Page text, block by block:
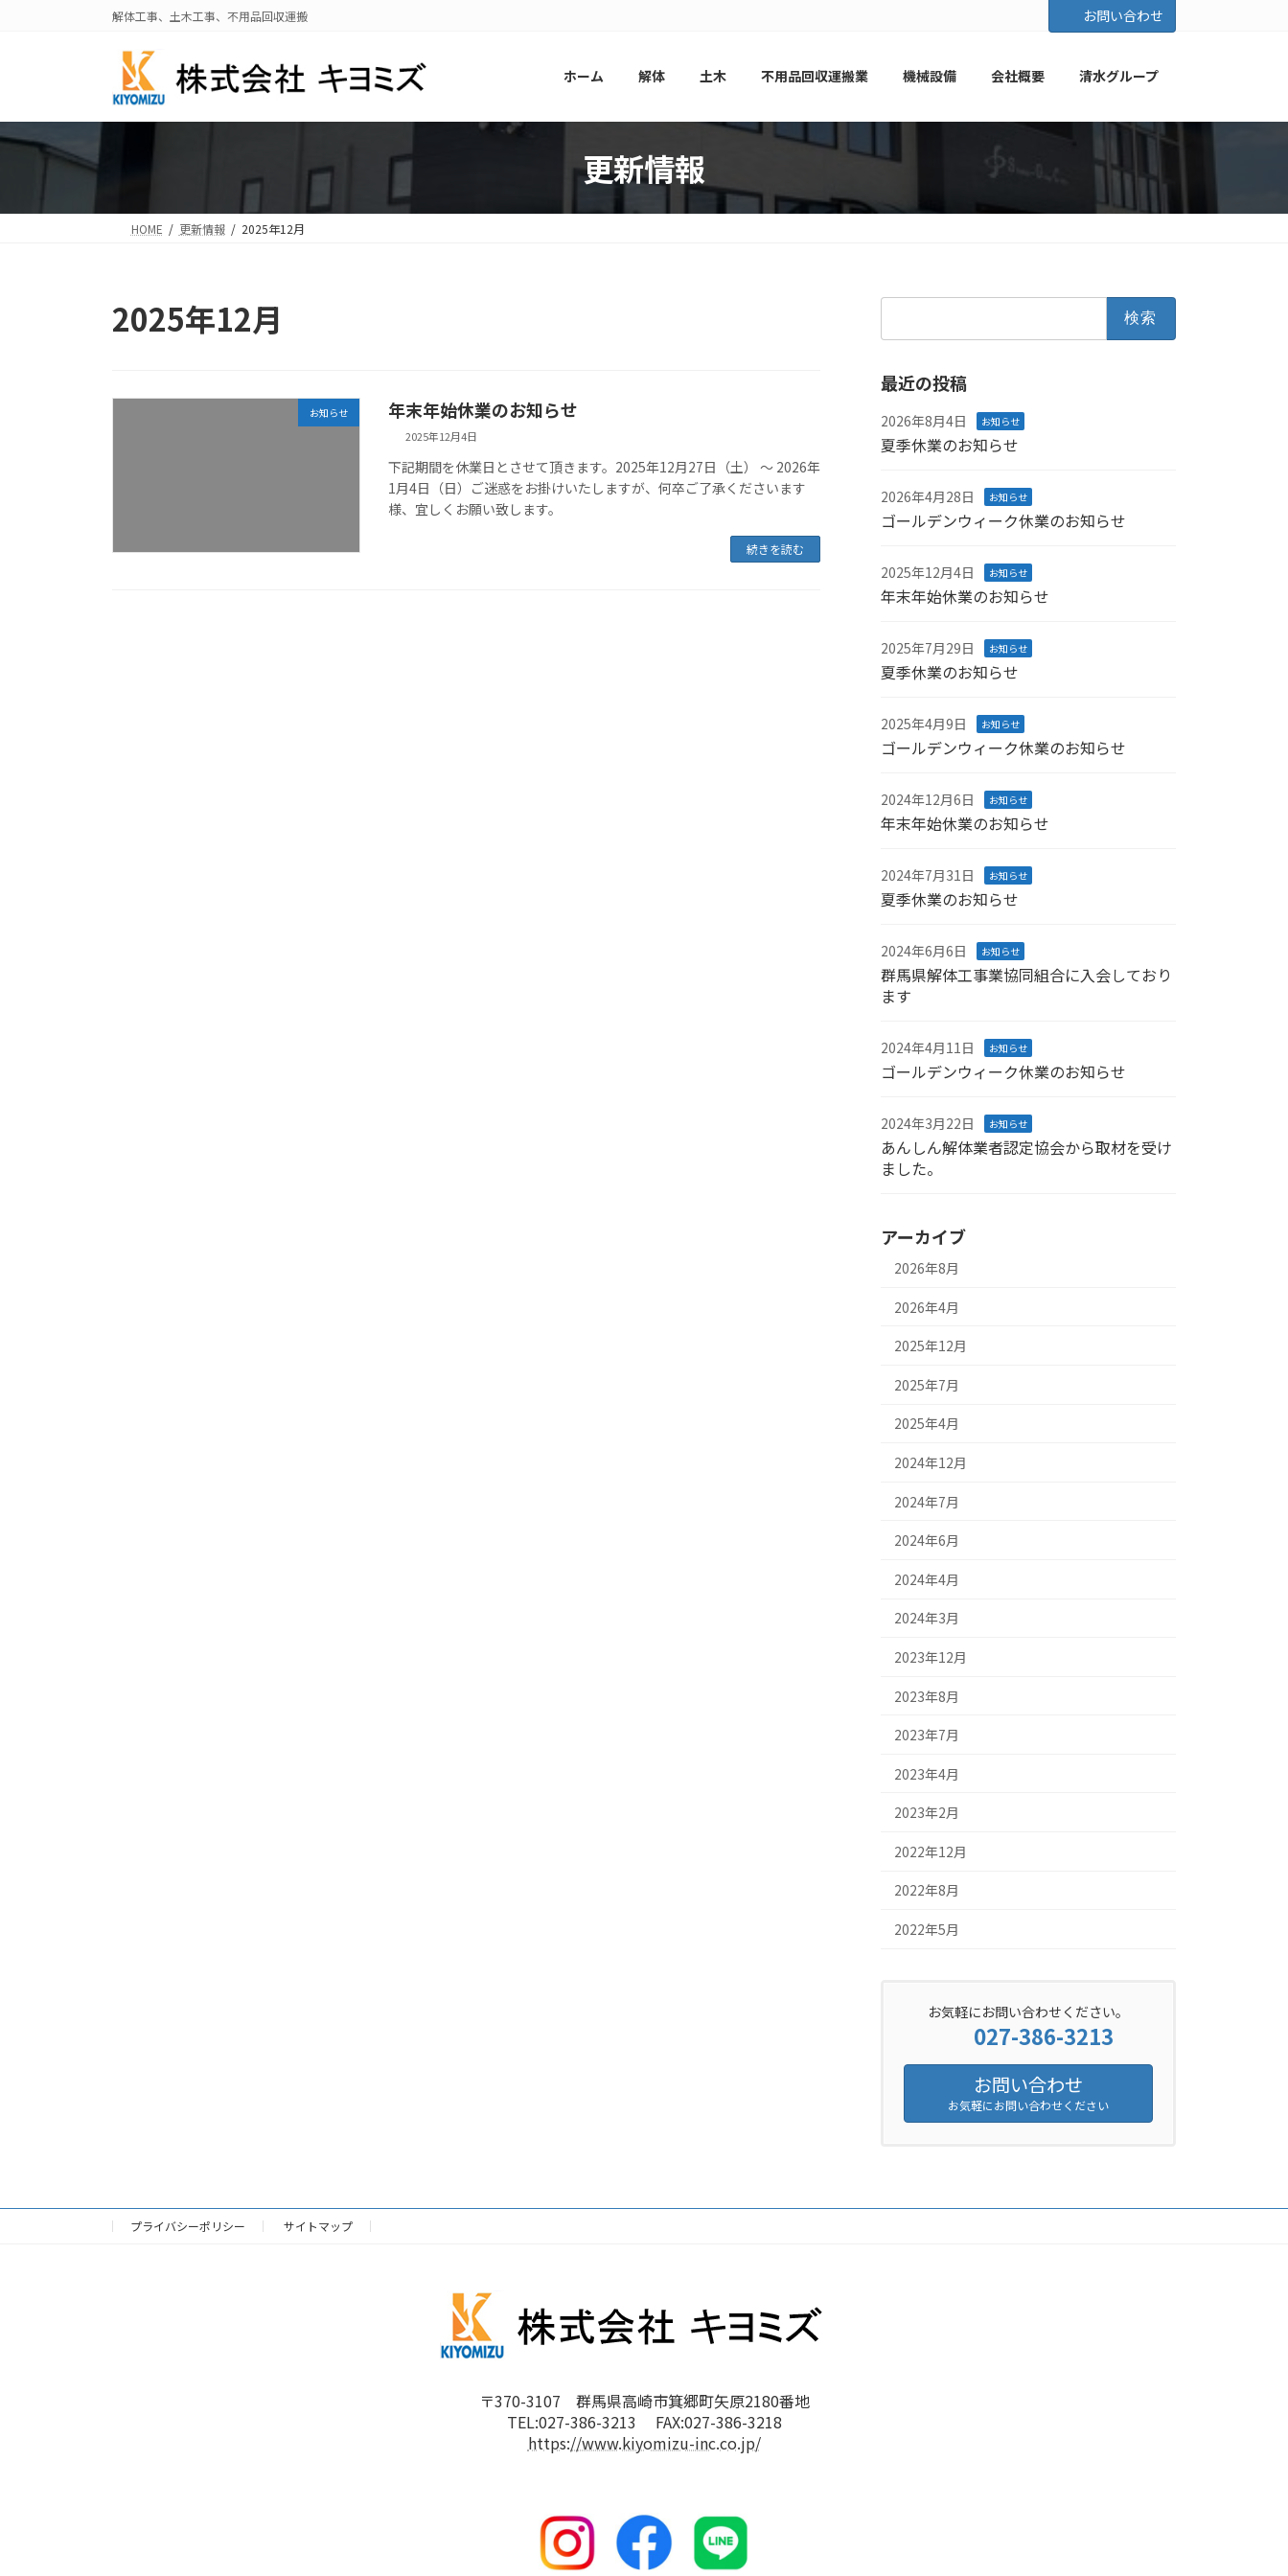
へ
ス
プ
ョ
ン
動
解体工事、土木工事、不用品回収運搬 お問い合わせ
ホーム 解体 土木 不用品回収運搬業 機械設備 会社概要 清水グループ
更新情報
HOME 更新情報 2025年12月
2025年12月
お知らせ 年末年始休業のお知らせ
2025年12月4日
下記期間を休業日とさせて頂きます。2025年12月27日（土） ～ 2026年
1月4日（日）ご迷惑をお掛けいたしますが、何卒ご了承くださいます
様、宜しくお願い致します。
続きを読む
最近の投稿
2026年8月4日 お知らせ
夏季休業のお知らせ
2026年4月28日 お知らせ
ゴールデンウィーク休業のお知らせ
2025年12月4日 お知らせ
年末年始休業のお知らせ
2025年7月29日 お知らせ
夏季休業のお知らせ
2025年4月9日 お知らせ
ゴールデンウィーク休業のお知らせ
2024年12月6日 お知らせ
年末年始休業のお知らせ
2024年7月31日 お知らせ
夏季休業のお知らせ
2024年6月6日 お知らせ
群馬県解体工事業協同組合に入会しており
ます
2024年4月11日 お知らせ
ゴールデンウィーク休業のお知らせ
2024年3月22日 お知らせ
あんしん解体業者認定協会から取材を受け
ました。
アーカイブ
2026年8月
2026年4月
2025年12月
2025年7月
2025年4月
2024年12月
2024年7月
2024年6月
2024年4月
2024年3月
2023年12月
2023年8月
2023年7月
2023年4月
2023年2月
2022年12月
2022年8月
2022年5月
お気軽にお問い合わせください。
027-386-3213
お問い合わせ
お気軽にお問い合わせください
プライバシーポリシー サイトマップ
〒370-3107 群馬県高崎市箕郷町矢原2180番地
TEL:027-386-3213 FAX:027-386-3218
https://www.kiyomizu-inc.co.jp/